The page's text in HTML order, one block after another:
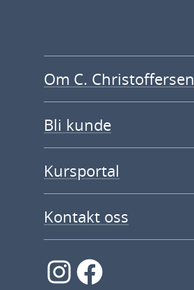
Om C. Christoffersen
Bli kunde
Kursportal
Kontakt oss
InstagramFacebook